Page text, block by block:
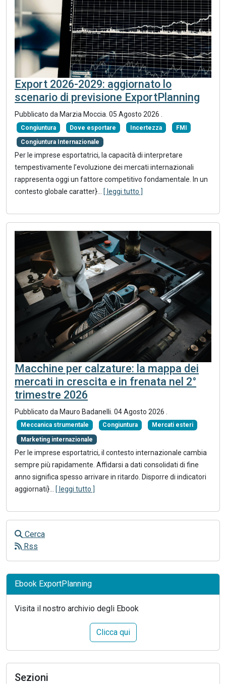
Export 2026-2029: aggiornato lo
scenario di previsione ExportPlanning
Pubblicato da Marzia Moccia. 05 Agosto 2026 .
Congiuntura Dove esportare Incertezza FMI
Congiuntura Internazionale
Per le imprese esportatrici, la capacità di interpretare
tempestivamente l’evoluzione dei mercati internazionali
rappresenta oggi un fattore competitivo fondamentale. In un
contesto globale caratter}... [ leggi tutto ]
Macchine per calzature: la mappa dei
mercati in crescita e in frenata nel 2°
trimestre 2026
Pubblicato da Mauro Badanelli 04 Agosto 2026
Meccanica strumentale Congiuntura Mercati esteri
Marketing internazionale
Per le imprese esportatrici, il contesto internazionale cambia
sempre più rapidamente. Affidarsi a dati consolidati di fine
anno significa spesso arrivare in ritardo. Disporre di indicatori
aggiornati}
[ leggi tutto ]
Cerca
Rss
Ebook ExportPlanning
Visita il nostro archivio degli Ebook
Clicca qui
Sezioni